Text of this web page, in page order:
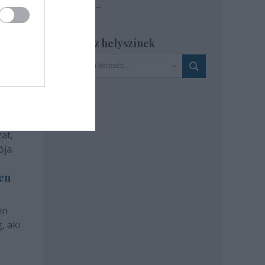
aki
...
Szinház helyszínek